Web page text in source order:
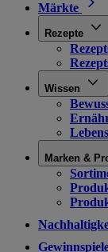
Märkte
Rezepte
Wissen
Marken &